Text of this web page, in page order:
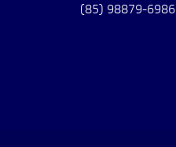
(85) 98879-6986